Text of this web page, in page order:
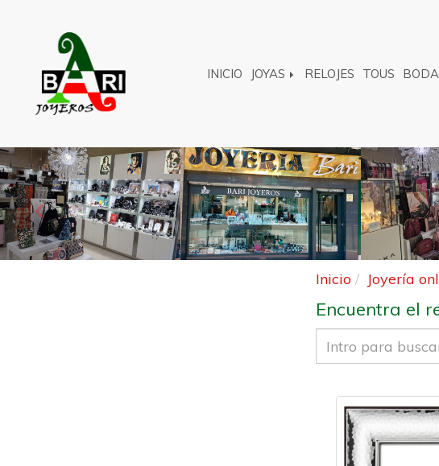
INICIO JOYAS RELOJES TOUS
Anterior
Inicio Joyería
Encuentra el